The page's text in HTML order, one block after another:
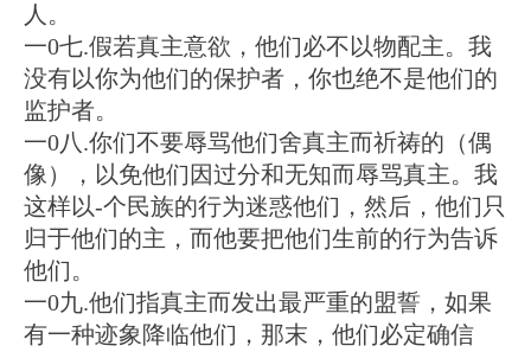
人。
一0七.假若真主意欲，他们必不以物配主。我
没有以你为他们的保护者，你也绝不是他们的
监护者。
一0八.你们不要辱骂他们舍真主而祈祷的（偶
像），以免他们因过分和无知而辱骂真主。我
这样以-个民族的行为迷惑他们，然后，他们只
归于他们的主，而他要把他们生前的行为告诉
他们。
一0九.他们指真主而发出最严重的盟誓，如果
有一种迹象降临他们，那末，他们必定确信